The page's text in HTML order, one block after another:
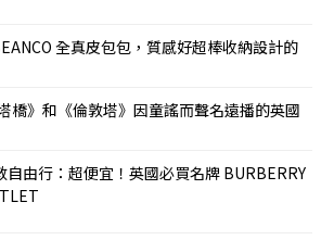
全真皮包包，質感好超棒收納設計的
橋》和《倫敦塔》因童謠而聲名遠播的英國
自由行：超便宜！英國必買名牌 BURBERRY